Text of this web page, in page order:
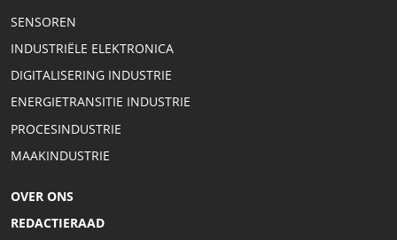
SENSOREN
INDUSTRIËLE ELEKTRONICA
DIGITALISERING INDUSTRIE
ENERGIETRANSITIE INDUSTRIE
PROCESINDUSTRIE
MAAKINDUSTRIE
OVER ONS
REDACTIERAAD